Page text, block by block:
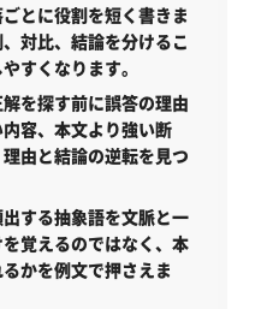
とに役割を短く書きま
対比、結論を分けるこ
すくなります。
を探す前に誤答の理由
容、本文より強い断
由と結論の逆転を見つ
する抽象語を文脈と一
覚えるのではなく、本
かを例文で押さえま